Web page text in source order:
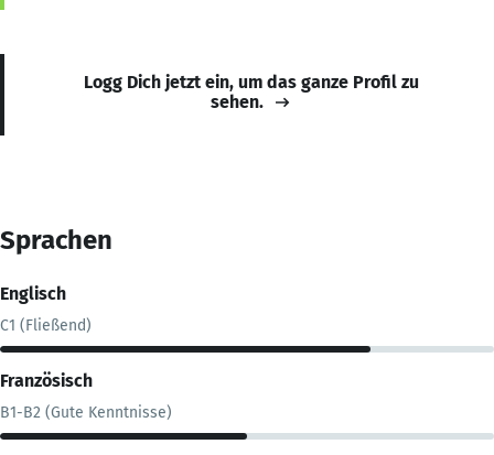
Logg Dich jetzt ein, um das ganze Profil zu
sehen.
Sprachen
Englisch
C1 (Fließend)
Französisch
B1-B2 (Gute Kenntnisse)